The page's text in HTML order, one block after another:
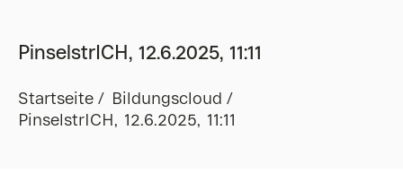
PinselstrICH, 12.6.2025, 11:11
Startseite
Bildungscloud
PinselstrICH, 12.6.2025, 11:11